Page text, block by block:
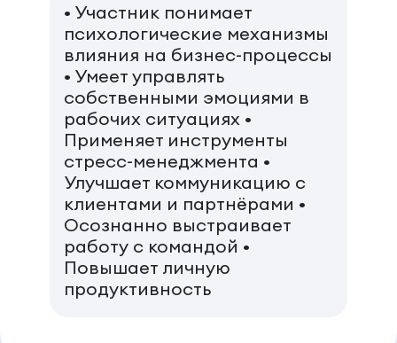
• Участник понимает
психологические механизмы
влияния на бизнес-процессы
• Умеет управлять
собственными эмоциями в
рабочих ситуациях •
Применяет инструменты
стресс-менеджмента •
Улучшает коммуникацию с
клиентами и партнёрами •
Осознанно выстраивает
работу с командой •
Повышает личную
продуктивность